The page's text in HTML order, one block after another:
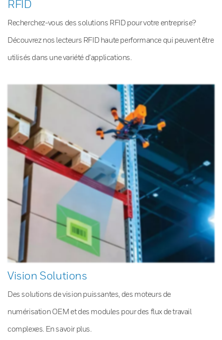
RFID
Recherchez-vous des solutions RFID pour votre entreprise?
Découvrez nos lecteurs RFID haute performance qui peuvent être
utilisés dans une variété d’applications.
Vision Solutions
Des solutions de vision puissantes, des moteurs de
numérisation OEM et des modules pour des flux de travail
complexes. En savoir plus.